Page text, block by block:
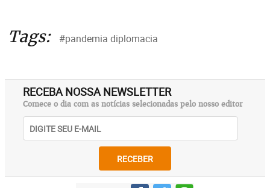
Tags: #pandemia diplomacia
RECEBA NOSSA NEWSLETTER
Comece o dia com as notícias selecionadas pelo nosso editor
RECEBER